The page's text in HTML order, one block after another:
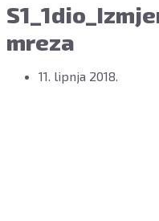
mreza
11. lipnja 2018.